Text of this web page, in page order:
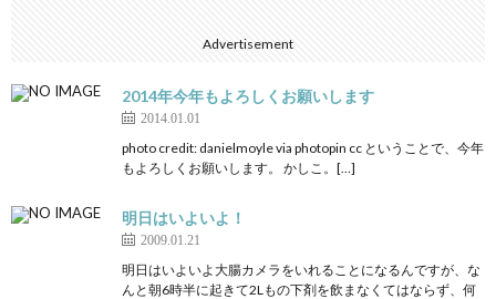
Advertisement
2014年今年もよろしくお願いします
2014.01.01
photo credit: danielmoyle via photopin cc ということで、今年
もよろしくお願いします。 かしこ。[…]
明日はいよいよ！
2009.01.21
明日はいよいよ大腸カメラをいれることになるんですが、な
んと朝6時半に起きて2Lもの下剤を飲まなくてはならず、何